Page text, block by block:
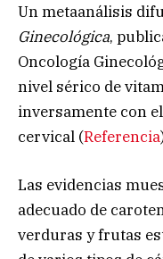
Un metaanálisis
Ginecológica,
Oncología
nivel sérico de
inversamente con
cervical (Referencia
Las evidencias
adecuado de
verduras y frutas